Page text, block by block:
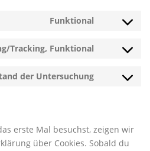
Funktional
Consent
service
Tracking, Funktional
Consent
service
der Untersuchung
Consent
erste Mal besuchst, zeigen wir
über Cookies. Sobald du